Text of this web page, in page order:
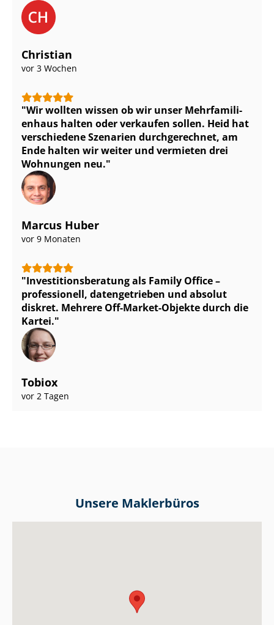
Christian
vor 3 Wochen
Wir wollten wissen ob wir unser Mehr­fa­mi­li­
en­haus halten oder verkaufen sollen. Heid hat
verschiedene Szenarien durchgerechnet, am
Ende halten wir weiter und vermieten drei
Wohnungen neu.
Marcus Huber
vor 9 Monaten
In­ves­ti­ti­ons­be­ra­tung als Family Office –
professionell, datengetrieben und absolut
diskret. Mehrere Off-Market-Objekte durch die
Kartei.
Tobiox
vor 2 Tagen
Unsere Maklerbüros